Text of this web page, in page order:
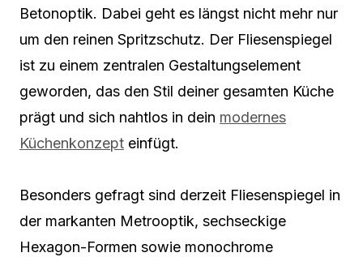
Betonoptik. Dabei geht es längst nicht mehr nur
um den reinen Spritzschutz. Der Fliesenspiegel
ist zu einem zentralen Gestaltungselement
geworden, das den Stil deiner gesamten Küche
prägt und sich nahtlos in dein modernes
Küchenkonzept einfügt.
Besonders gefragt sind derzeit Fliesenspiegel in
der markanten Metrooptik, sechseckige
Hexagon-Formen sowie monochrome